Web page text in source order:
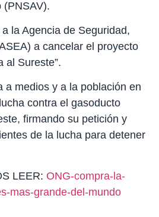
(PNSAV).
la Agencia de Seguridad,
a cancelar el proyecto
al Sureste”.
a medios y a la población en
contra el gasoducto
firmando su petición y
de la lucha para detener
LEER: ONG-compra-la-
mas-grande-del-mundo